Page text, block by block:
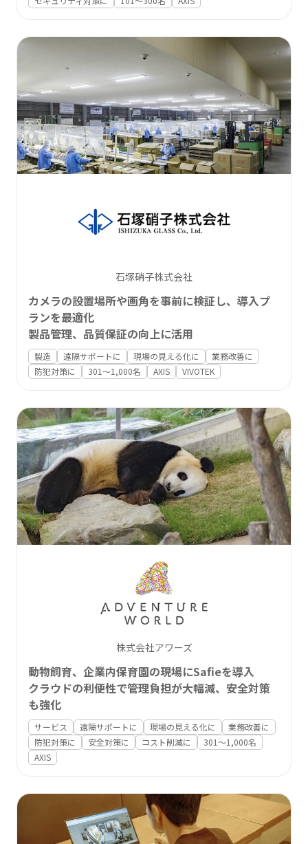
石塚硝子株式会社
カメラの設置場所や画角を事前に検証し、導入プ
ランを最適化
製品管理、品質保証の向上に活用
製造 遠隔サポートに 現場の見える化に
業務改善に
防犯対策に
301〜1,000名 AXIS VIVOTEK
株式会社アワーズ
動物飼育、企業内保育園の現場にSafieを導入
クラウドの利便性で管理負担が大幅減、安全対策
も強化
サービス 遠隔サポートに 現場の見える化に
業務改善に
防犯対策に
安全対策に コスト削減に
301〜1,000名
AXIS